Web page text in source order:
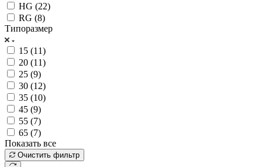
HG (22)
RG (8)
Типоразмер
15 (11)
20 (11)
25 (9)
30 (12)
35 (10)
45 (9)
55 (7)
65 (7)
Показать все
Очистить фильтр